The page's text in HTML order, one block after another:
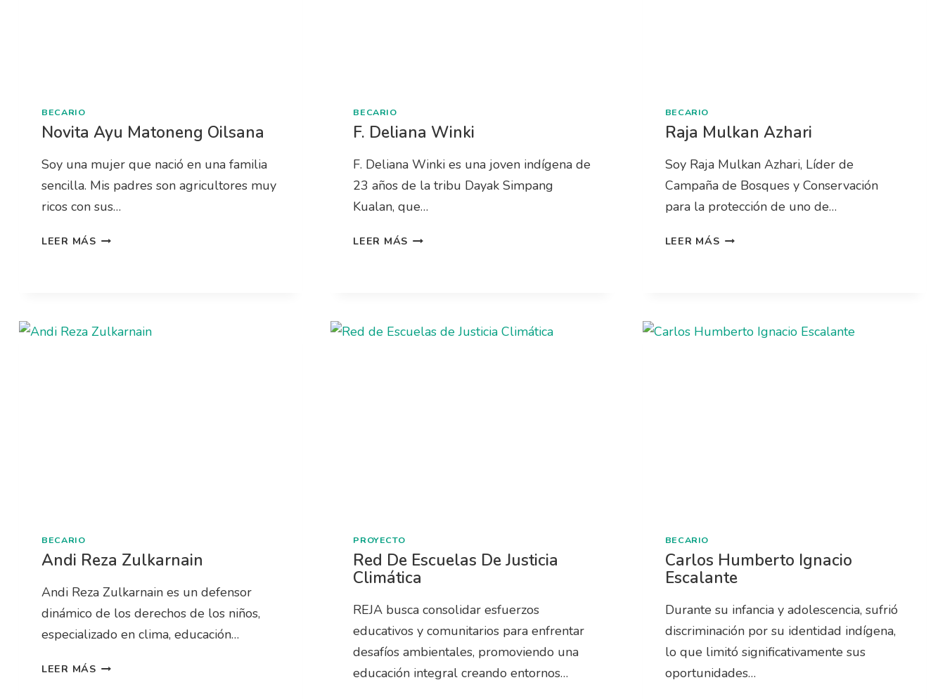
BECARIO
Novita Ayu Matoneng Oilsana
Soy una mujer que nació en una familia
sencilla. Mis padres son agricultores muy
ricos con sus…
LEER MÁS
BECARIO
F. Deliana Winki
F. Deliana Winki es una joven indígena de
23 años de la tribu Dayak Simpang
Kualan, que…
LEER MÁS
BECARIO
Raja Mulkan Azhari
Soy Raja Mulkan Azhari, Líder de
Campaña de Bosques y Conservación
para la protección de uno de…
LEER MÁS
BECARIO
Andi Reza Zulkarnain
Andi Reza Zulkarnain es un defensor
dinámico de los derechos de los niños,
especializado en clima, educación…
LEER MÁS
PROYECTO
Red De Escuelas De Justicia
Climática
REJA busca consolidar esfuerzos
educativos y comunitarios para enfrentar
desafíos ambientales, promoviendo una
educación integral creando entornos…
BECARIO
Carlos Humberto Ignacio
Escalante
Durante su infancia y adolescencia, sufrió
discriminación por su identidad indígena,
lo que limitó significativamente sus
oportunidades…